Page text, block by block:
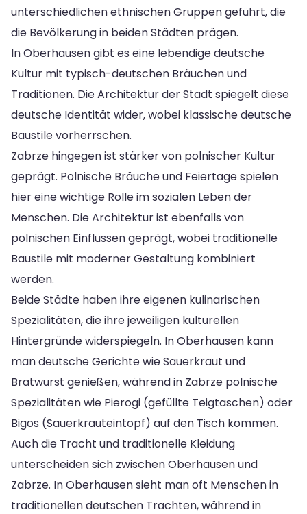
unterschiedlichen ethnischen Gruppen geführt, die
die Bevölkerung in beiden Städten prägen.
In Oberhausen gibt es eine lebendige deutsche
Kultur mit typisch-deutschen Bräuchen und
Traditionen. Die Architektur der Stadt spiegelt diese
deutsche Identität wider, wobei klassische deutsche
Baustile vorherrschen.
Zabrze hingegen ist stärker von polnischer Kultur
geprägt. Polnische Bräuche und Feiertage spielen
hier eine wichtige Rolle im sozialen Leben der
Menschen. Die Architektur ist ebenfalls von
polnischen Einflüssen geprägt, wobei traditionelle
Baustile mit moderner Gestaltung kombiniert
werden.
Beide Städte haben ihre eigenen kulinarischen
Spezialitäten, die ihre jeweiligen kulturellen
Hintergründe widerspiegeln. In Oberhausen kann
man deutsche Gerichte wie Sauerkraut und
Bratwurst genießen, während in Zabrze polnische
Spezialitäten wie Pierogi (gefüllte Teigtaschen) oder
Bigos (Sauerkrauteintopf) auf den Tisch kommen.
Auch die Tracht und traditionelle Kleidung
unterscheiden sich zwischen Oberhausen und
Zabrze. In Oberhausen sieht man oft Menschen in
traditionellen deutschen Trachten, während in